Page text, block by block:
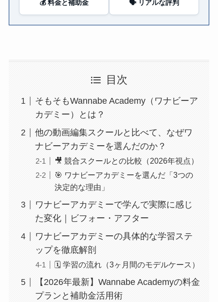
💰 料金と補助金 🗣️ リアルな評判
目次
そもそもWannabe Academy（ワナビーア
カデミー）とは？
他の動画編集スクールと比べて、なぜワ
ナビーアカデミーを選んだのか？
🎥 競合スクールとの比較（2026年視点）
🎯 ワナビーアカデミーを選んだ「3つの
決定的な理由」
ワナビーアカデミーで学んで実際に感じ
た変化｜ビフォー・アフター
ワナビーアカデミーの具体的な学習ステ
ップを徹底解剖
🗓️ 学習の流れ（3ヶ月間のモデルケース）
【2026年最新】Wannabe Academyの料金
プランと補助金活用術